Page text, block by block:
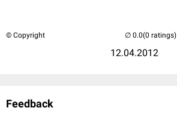
© Copyright
12.04.2012
(0 ratings)
Feedback